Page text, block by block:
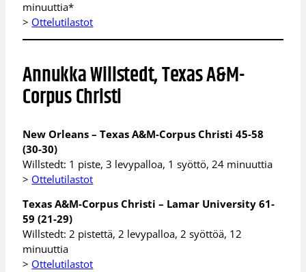
minuuttia*
> Ottelutilastot
Annukka Willstedt, Texas A&M-
Corpus Christi
New Orleans – Texas A&M-Corpus Christi 45-58
(30-30)
Willstedt: 1 piste, 3 levypalloa, 1 syöttö, 24 minuuttia
> Ottelutilastot
Texas A&M-Corpus Christi – Lamar University 61-
59 (21-29)
Willstedt: 2 pistettä, 2 levypalloa, 2 syöttöä, 12
minuuttia
> Ottelutilastot